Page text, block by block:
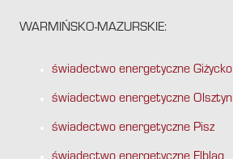
WARMIŃSKO-MAZURSKIE:
świadectwo energetyczne Giżycko
świadectwo energetyczne Olsztyn
świadectwo energetyczne Pisz